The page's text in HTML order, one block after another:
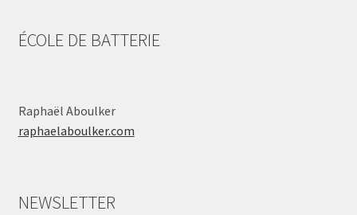
ÉCOLE DE BATTERIE
Raphaël Aboulker
raphaelaboulker.com
NEWSLETTER